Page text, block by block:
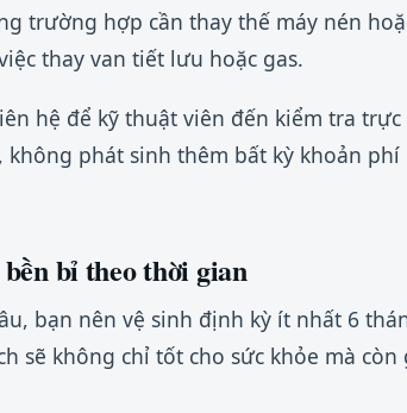
trường hợp cần thay thế máy nén
thay van tiết lưu hoặc gas.
hệ để kỹ thuật viên đến kiểm tra
phát sinh thêm bất kỳ khoản
bỉ theo thời gian
bạn nên vệ sinh định kỳ ít nhất 6
sẽ không chỉ tốt cho sức khỏe mà